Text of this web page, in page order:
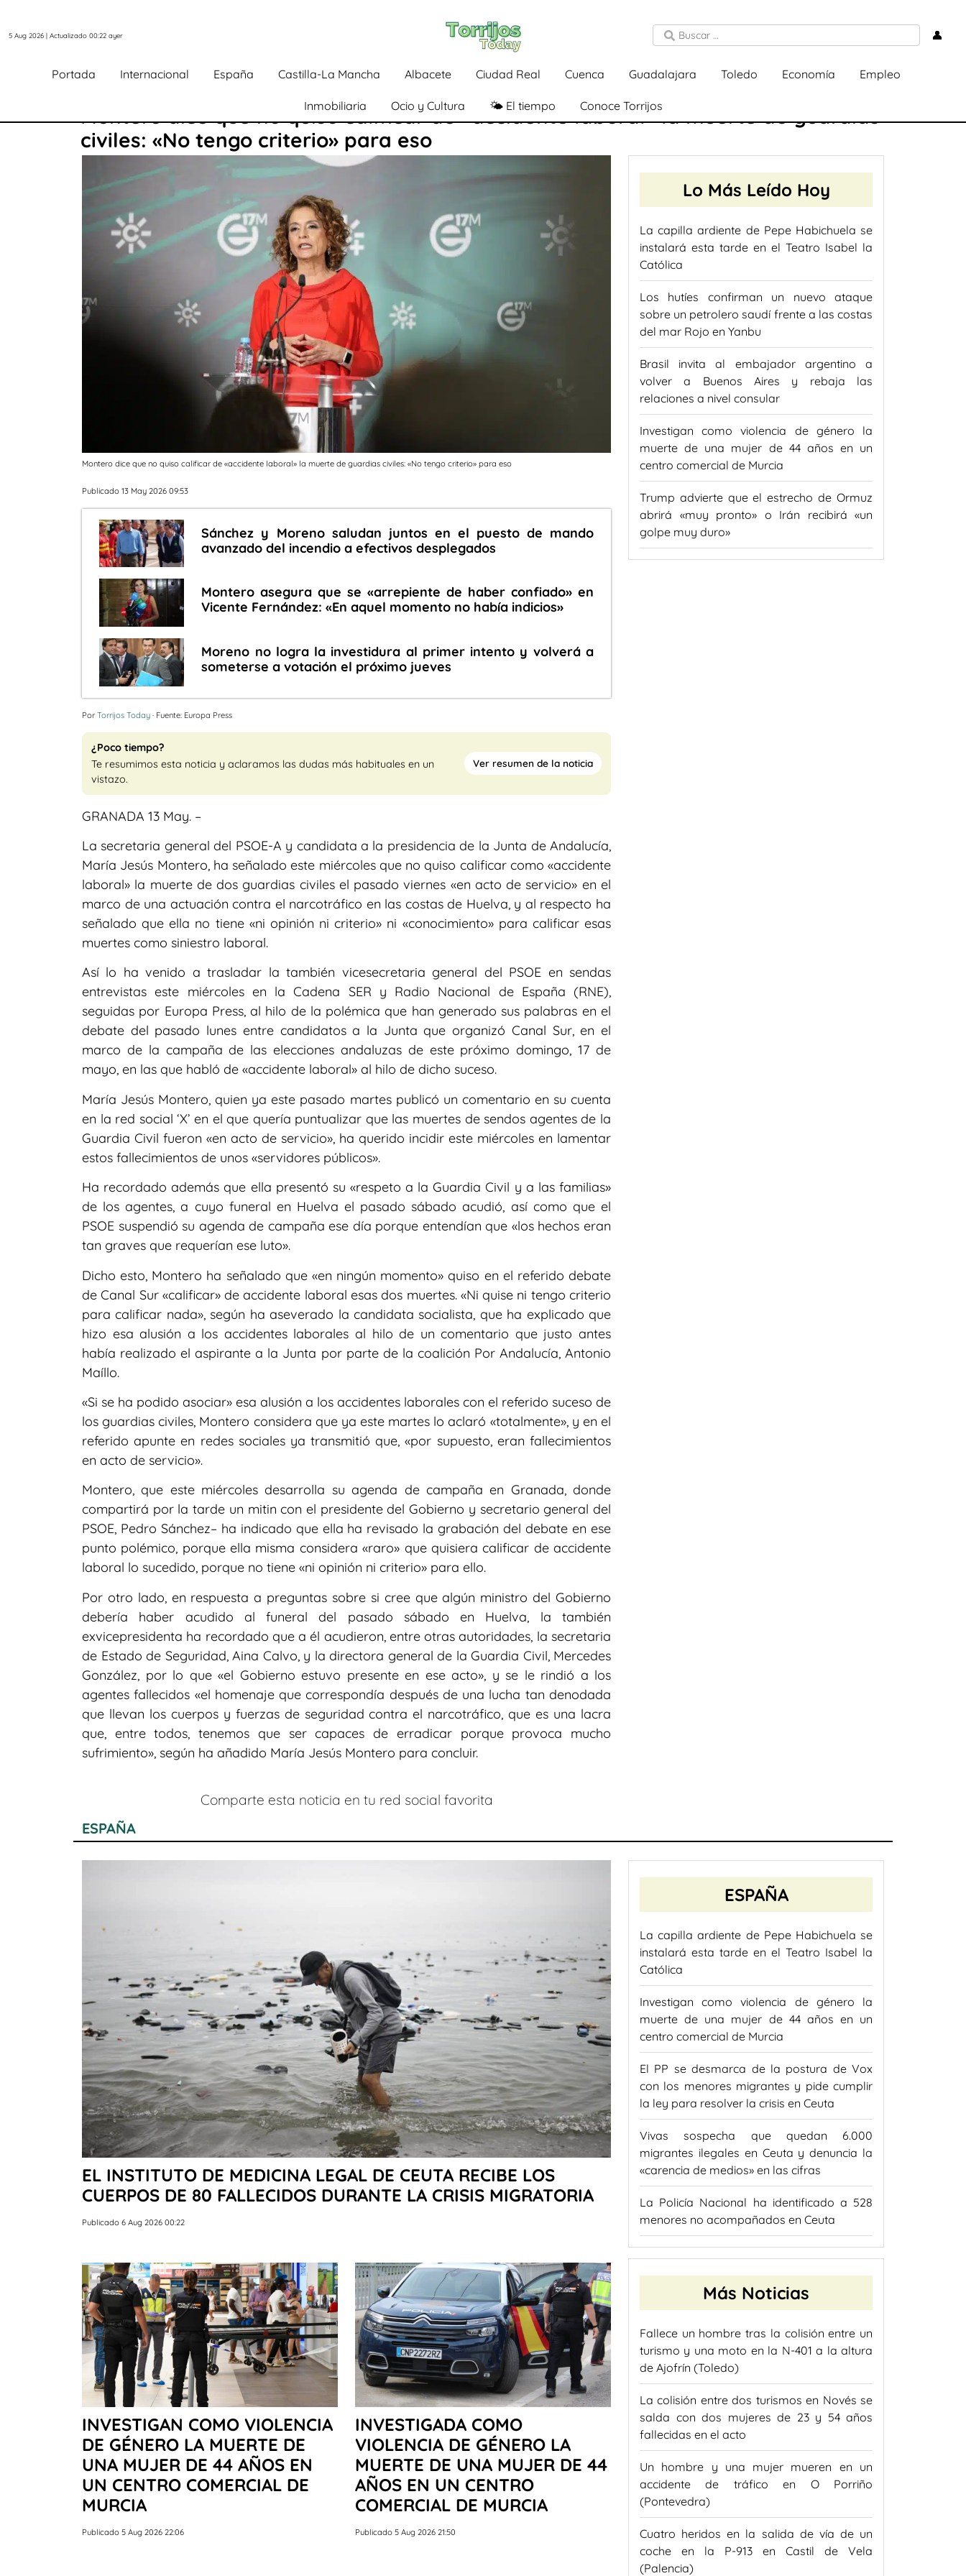
5 Aug 2026 | Actualizado 00:22 ayer 👤
Portada Internacional España Castilla-La Mancha Albacete Ciudad Real Cuenca Guadalajara Toledo Economía Empleo
Inmobiliaria Ocio y Cultura 🌤️ El tiempo Conoce Torrijos
Montero dice que no quiso calificar de «accidente laboral» la muerte de guardias
civiles: «No tengo criterio» para eso
Montero dice que no quiso calificar de «accidente laboral» la muerte de guardias civiles: «No tengo criterio» para eso
Publicado 13 May 2026 09:53
Sánchez y Moreno saludan juntos en el puesto de mando
avanzado del incendio a efectivos desplegados
Montero asegura que se «arrepiente de haber confiado» en
Vicente Fernández: «En aquel momento no había indicios»
Moreno no logra la investidura al primer intento y volverá a
someterse a votación el próximo jueves
Por Torrijos Today · Fuente: Europa Press
¿Poco tiempo?
Te resumimos esta noticia y aclaramos las dudas más habituales en un
vistazo.
Ver resumen de la noticia
GRANADA 13 May. –
La secretaria general del PSOE-A y candidata a la presidencia de la Junta de Andalucía,
María Jesús Montero, ha señalado este miércoles que no quiso calificar como «accidente
laboral» la muerte de dos guardias civiles el pasado viernes «en acto de servicio» en el
marco de una actuación contra el narcotráfico en las costas de Huelva, y al respecto ha
señalado que ella no tiene «ni opinión ni criterio» ni «conocimiento» para calificar esas
muertes como siniestro laboral.
Así lo ha venido a trasladar la también vicesecretaria general del PSOE en sendas
entrevistas este miércoles en la Cadena SER y Radio Nacional de España (RNE),
seguidas por Europa Press, al hilo de la polémica que han generado sus palabras en el
debate del pasado lunes entre candidatos a la Junta que organizó Canal Sur, en el
marco de la campaña de las elecciones andaluzas de este próximo domingo, 17 de
mayo, en las que habló de «accidente laboral» al hilo de dicho suceso.
María Jesús Montero, quien ya este pasado martes publicó un comentario en su cuenta
en la red social ‘X’ en el que quería puntualizar que las muertes de sendos agentes de la
Guardia Civil fueron «en acto de servicio», ha querido incidir este miércoles en lamentar
estos fallecimientos de unos «servidores públicos».
Ha recordado además que ella presentó su «respeto a la Guardia Civil y a las familias»
de los agentes, a cuyo funeral en Huelva el pasado sábado acudió, así como que el
PSOE suspendió su agenda de campaña ese día porque entendían que «los hechos eran
tan graves que requerían ese luto».
Dicho esto, Montero ha señalado que «en ningún momento» quiso en el referido debate
de Canal Sur «calificar» de accidente laboral esas dos muertes. «Ni quise ni tengo criterio
para calificar nada», según ha aseverado la candidata socialista, que ha explicado que
hizo esa alusión a los accidentes laborales al hilo de un comentario que justo antes
había realizado el aspirante a la Junta por parte de la coalición Por Andalucía, Antonio
Maíllo.
«Si se ha podido asociar» esa alusión a los accidentes laborales con el referido suceso de
los guardias civiles, Montero considera que ya este martes lo aclaró «totalmente», y en el
referido apunte en redes sociales ya transmitió que, «por supuesto, eran fallecimientos
en acto de servicio».
Montero, que este miércoles desarrolla su agenda de campaña en Granada, donde
compartirá por la tarde un mitin con el presidente del Gobierno y secretario general del
PSOE, Pedro Sánchez– ha indicado que ella ha revisado la grabación del debate en ese
punto polémico, porque ella misma considera «raro» que quisiera calificar de accidente
laboral lo sucedido, porque no tiene «ni opinión ni criterio» para ello.
Por otro lado, en respuesta a preguntas sobre si cree que algún ministro del Gobierno
debería haber acudido al funeral del pasado sábado en Huelva, la también
exvicepresidenta ha recordado que a él acudieron, entre otras autoridades, la secretaria
de Estado de Seguridad, Aina Calvo, y la directora general de la Guardia Civil, Mercedes
González, por lo que «el Gobierno estuvo presente en ese acto», y se le rindió a los
agentes fallecidos «el homenaje que correspondía después de una lucha tan denodada
que llevan los cuerpos y fuerzas de seguridad contra el narcotráfico, que es una lacra
que, entre todos, tenemos que ser capaces de erradicar porque provoca mucho
sufrimiento», según ha añadido María Jesús Montero para concluir.
Comparte esta noticia en tu red social favorita
Lo Más Leído Hoy
La capilla ardiente de Pepe Habichuela se
instalará esta tarde en el Teatro Isabel la
Católica
Los hutíes confirman un nuevo ataque
sobre un petrolero saudí frente a las costas
del mar Rojo en Yanbu
Brasil invita al embajador argentino a
volver a Buenos Aires y rebaja las
relaciones a nivel consular
Investigan como violencia de género la
muerte de una mujer de 44 años en un
centro comercial de Murcia
Trump advierte que el estrecho de Ormuz
abrirá «muy pronto» o Irán recibirá «un
golpe muy duro»
ESPAÑA
EL INSTITUTO DE MEDICINA LEGAL DE CEUTA RECIBE LOS
CUERPOS DE 80 FALLECIDOS DURANTE LA CRISIS MIGRATORIA
Publicado 6 Aug 2026 00:22
INVESTIGAN COMO VIOLENCIA
DE GÉNERO LA MUERTE DE
UNA MUJER DE 44 AÑOS EN
UN CENTRO COMERCIAL DE
MURCIA
Publicado 5 Aug 2026 22:06
INVESTIGADA COMO
VIOLENCIA DE GÉNERO LA
MUERTE DE UNA MUJER DE 44
AÑOS EN UN CENTRO
COMERCIAL DE MURCIA
Publicado 5 Aug 2026 21:50
ESPAÑA
La capilla ardiente de Pepe Habichuela se
instalará esta tarde en el Teatro Isabel la
Católica
Investigan como violencia de género la
muerte de una mujer de 44 años en un
centro comercial de Murcia
El PP se desmarca de la postura de Vox
con los menores migrantes y pide cumplir
la ley para resolver la crisis en Ceuta
Vivas sospecha que quedan 6.000
migrantes ilegales en Ceuta y denuncia la
«carencia de medios» en las cifras
La Policía Nacional ha identificado a 528
menores no acompañados en Ceuta
Más Noticias
Fallece un hombre tras la colisión entre un
turismo y una moto en la N-401 a la altura
de Ajofrín (Toledo)
La colisión entre dos turismos en Novés se
salda con dos mujeres de 23 y 54 años
fallecidas en el acto
Un hombre y una mujer mueren en un
accidente de tráfico en O Porriño
(Pontevedra)
Cuatro heridos en la salida de vía de un
coche en la P-913 en Castil de Vela
(Palencia)